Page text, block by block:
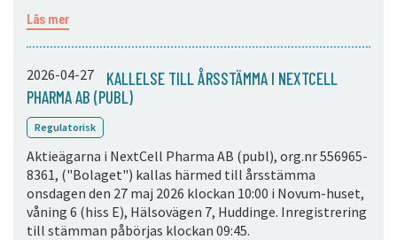
Läs mer
2026-04-27
KALLELSE TILL ÅRSSTÄMMA I NEXTCELL
PHARMA AB (PUBL)
Regulatorisk
Aktieägarna i NextCell Pharma AB (publ), org.nr 556965-
8361, ("Bolaget") kallas härmed till årsstämma
onsdagen den 27 maj 2026 klockan 10:00 i Novum-huset,
våning 6 (hiss E), Hälsovägen 7, Huddinge. Inregistrering
till stämman påbörjas klockan 09:45.